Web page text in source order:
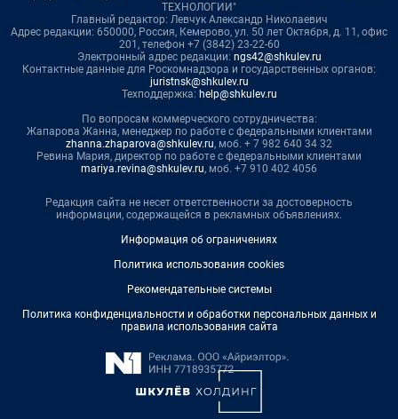
ТЕХНОЛОГИИ"
Главный редактор: Левчук Александр Николаевич
Адрес редакции: 650000, Россия, Кемерово, ул. 50 лет Октября, д. 11, офис
201, телефон +7 (3842) 23-22-60
Электронный адрес редакции: ngs42@shkulev.ru
Контактные данные для Роскомнадзора и государственных органов:
juristnsk@shkulev.ru
Техподдержка: help@shkulev.ru
По вопросам коммерческого сотрудничества:
Жапарова Жанна, менеджер по работе с федеральными клиентами
zhanna.zhaparova@shkulev.ru, моб. + 7 982 640 34 32
Ревина Мария, директор по работе с федеральными клиентами
mariya.revina@shkulev.ru, моб. +7 910 402 4056
Редакция сайта не несет ответственности за достоверность
информации, содержащейся в рекламных объявлениях.
Информация об ограничениях
Политика использования cookies
Рекомендательные системы
Политика конфиденциальности и обработки персональных данных и
правила использования сайта